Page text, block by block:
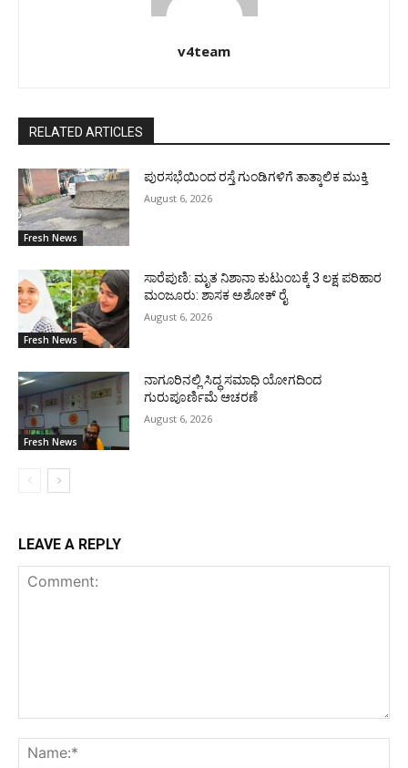
v4team
RELATED ARTICLES
Fresh News
ಪುರಸಭೆಯಿಂದ ರಸ್ತೆ ಗುಂಡಿಗಳಿಗೆ ತಾತ್ಕಾಲಿಕ ಮುಕ್ತಿ
August 6, 2026
Fresh News
ಸಾರೆಪುಣಿ: ಮೃತ ನಿಶಾನಾ ಕುಟುಂಬಕ್ಕೆ 3 ಲಕ್ಷ ಪರಿಹಾರ
ಮಂಜೂರು: ಶಾಸಕ ಅಶೋಕ್ ರೈ
August 6, 2026
Fresh News
ನಾಗೂರಿನಲ್ಲಿ ಸಿದ್ಧ ಸಮಾಧಿ ಯೋಗದಿಂದ
ಗುರುಪೂರ್ಣಿಮೆ ಆಚರಣೆ
August 6, 2026
LEAVE A REPLY